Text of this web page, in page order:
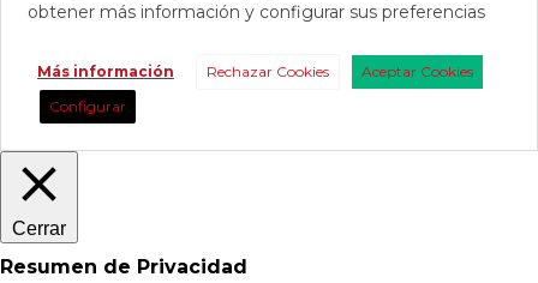
obtener más información y configurar sus preferencias
Más información Rechazar Cookies
Aceptar Cookies
Configurar
Cerrar
Resumen de Privacidad